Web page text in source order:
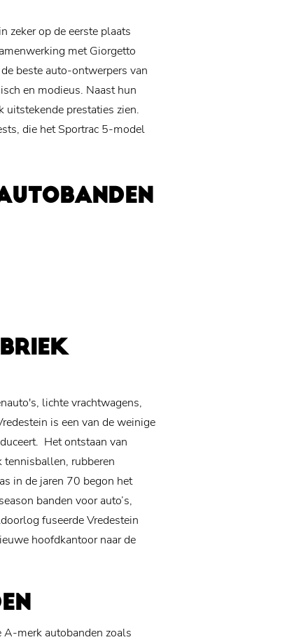
zeker op de eerste plaats
met Giorgetto
beste auto-ontwerpers van
en modieus. Naast hun
uitstekende prestaties zien.
die het Sportrac 5-model
lichte vrachtwagens,
is een van de weinige
Het ontstaan van
rubberen
in de jaren 70 begon het
banden voor auto’s,
fuseerde Vredestein
hoofdkantoor naar de
A-merk autobanden zoals